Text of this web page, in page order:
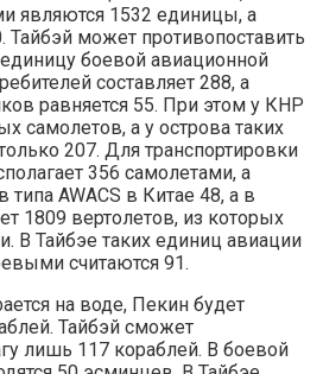
являются 1532 единицы, а
может противопоставить
боевой авиационной
составляет 288, а
равняется 55. При этом у КНР
самолетов, а у острова таких
207. Для транспортировки
356 самолетами, а
типа AWACS в Китае 48, а в
1809 вертолетов, из которых
В Тайбэе таких единиц авиации
считаются 91.
на воде, Пекин будет
Тайбэй сможет
лишь 117 кораблей. В боевой